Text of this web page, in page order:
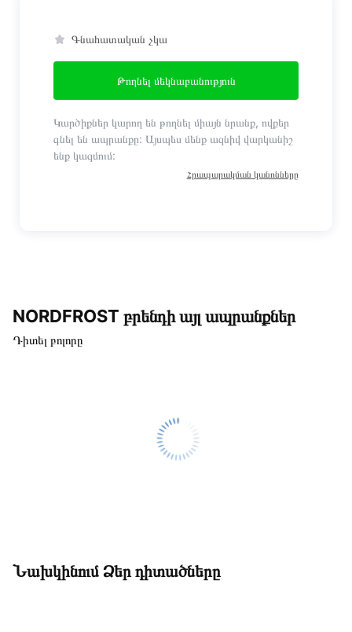
Գնահատական չկա
Թողնել մեկնաբանություն
Կարծիքներ կարող են թողնել միայն նրանք, ովքեր
գնել են ապրանքը: Այսպես մենք ազնիվ վարկանիշ
ենք կազմում:
Հրապարակման կանոնները
NORDFROST բրենդի այլ ապրանքներ
Դիտել բոլորը
Նախկինում Ձեր դիտածները